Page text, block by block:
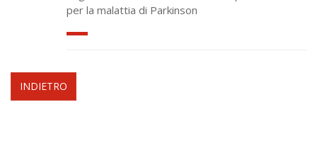
per la malattia di Parkinson
INDIETRO